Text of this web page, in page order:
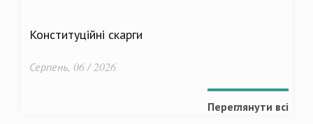
Конституційні скарги
Серпень, 06 / 2026
Переглянути всі